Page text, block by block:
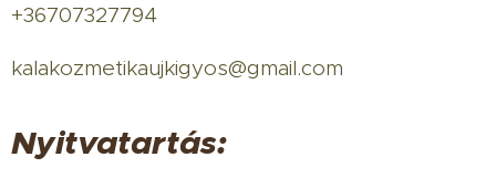
+36707327794
kalakozmetikaujkigyos@gmail.com
Nyitvatartás: